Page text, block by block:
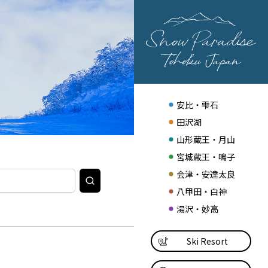
安比・雫石
田沢湖
山形蔵王・月山
宮城蔵王・鳴子
会津・安達太良
八甲田・白神
湯沢・妙高
Ski Resort
検
索